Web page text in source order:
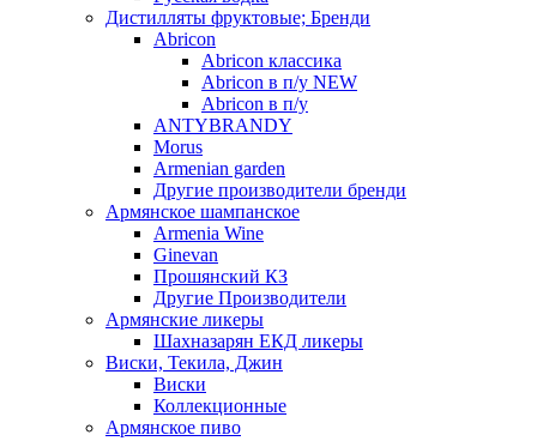
Дистилляты фруктовые; Бренди
Abricon
Abricon классика
Abricon в п/у NEW
Abricon в п/у
ANTYBRANDY
Morus
Armenian garden
Другие производители бренди
Армянское шампанское
Armenia Wine
Ginevan
Прошянский КЗ
Другие Производители
Армянские ликеры
Шахназарян ЕКД ликеры
Виски, Текила, Джин
Виски
Коллекционные
Армянское пиво